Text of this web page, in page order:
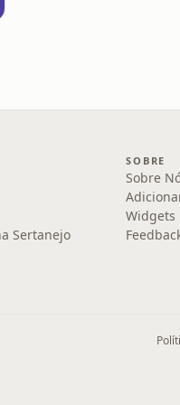
Sertanejo
SOBRE
Sobre
Widgets